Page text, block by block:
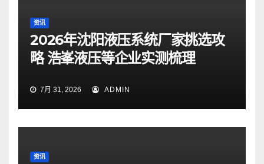
资讯
2026年沈阳液压系统厂家挑选攻
略 浩峯液压等企业实测梳理
7月 31, 2026 ADMIN
资讯